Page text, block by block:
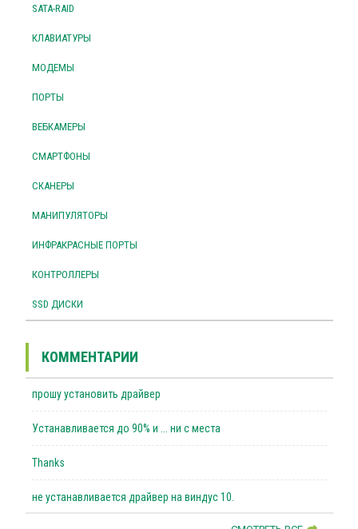
SATA-RAID
КЛАВИАТУРЫ
МОДЕМЫ
ПОРТЫ
ВЕБКАМЕРЫ
СМАРТФОНЫ
СКАНЕРЫ
МАНИПУЛЯТОРЫ
ИНФРАКРАСНЫЕ ПОРТЫ
КОНТРОЛЛЕРЫ
SSD ДИСКИ
КОММЕНТАРИИ
прошу установить драйвер
Устанавливается до 90% и ... ни с места
Thanks
не устанавливается драйвер на виндус 10.